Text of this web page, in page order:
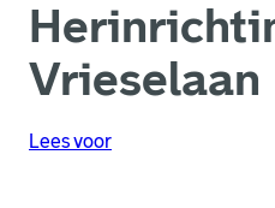
Vrieselaan
Lees voor